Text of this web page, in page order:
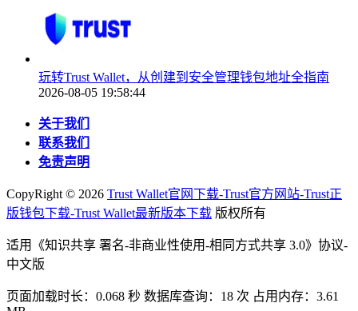
玩转Trust Wallet，从创建到安全管理钱包地址全指南
2026-08-05 19:58:44
关于我们
联系我们
免责声明
CopyRight © 2026 Trust Wallet官网下载-Trust官方网站-Trust正
版钱包下载-Trust Wallet最新版本下载 版权所有
适用《知识共享 署名-非商业性使用-相同方式共享 3.0》协议-
中文版
页面加载时长：0.068 秒 数据库查询：18 次 占用内存：3.61